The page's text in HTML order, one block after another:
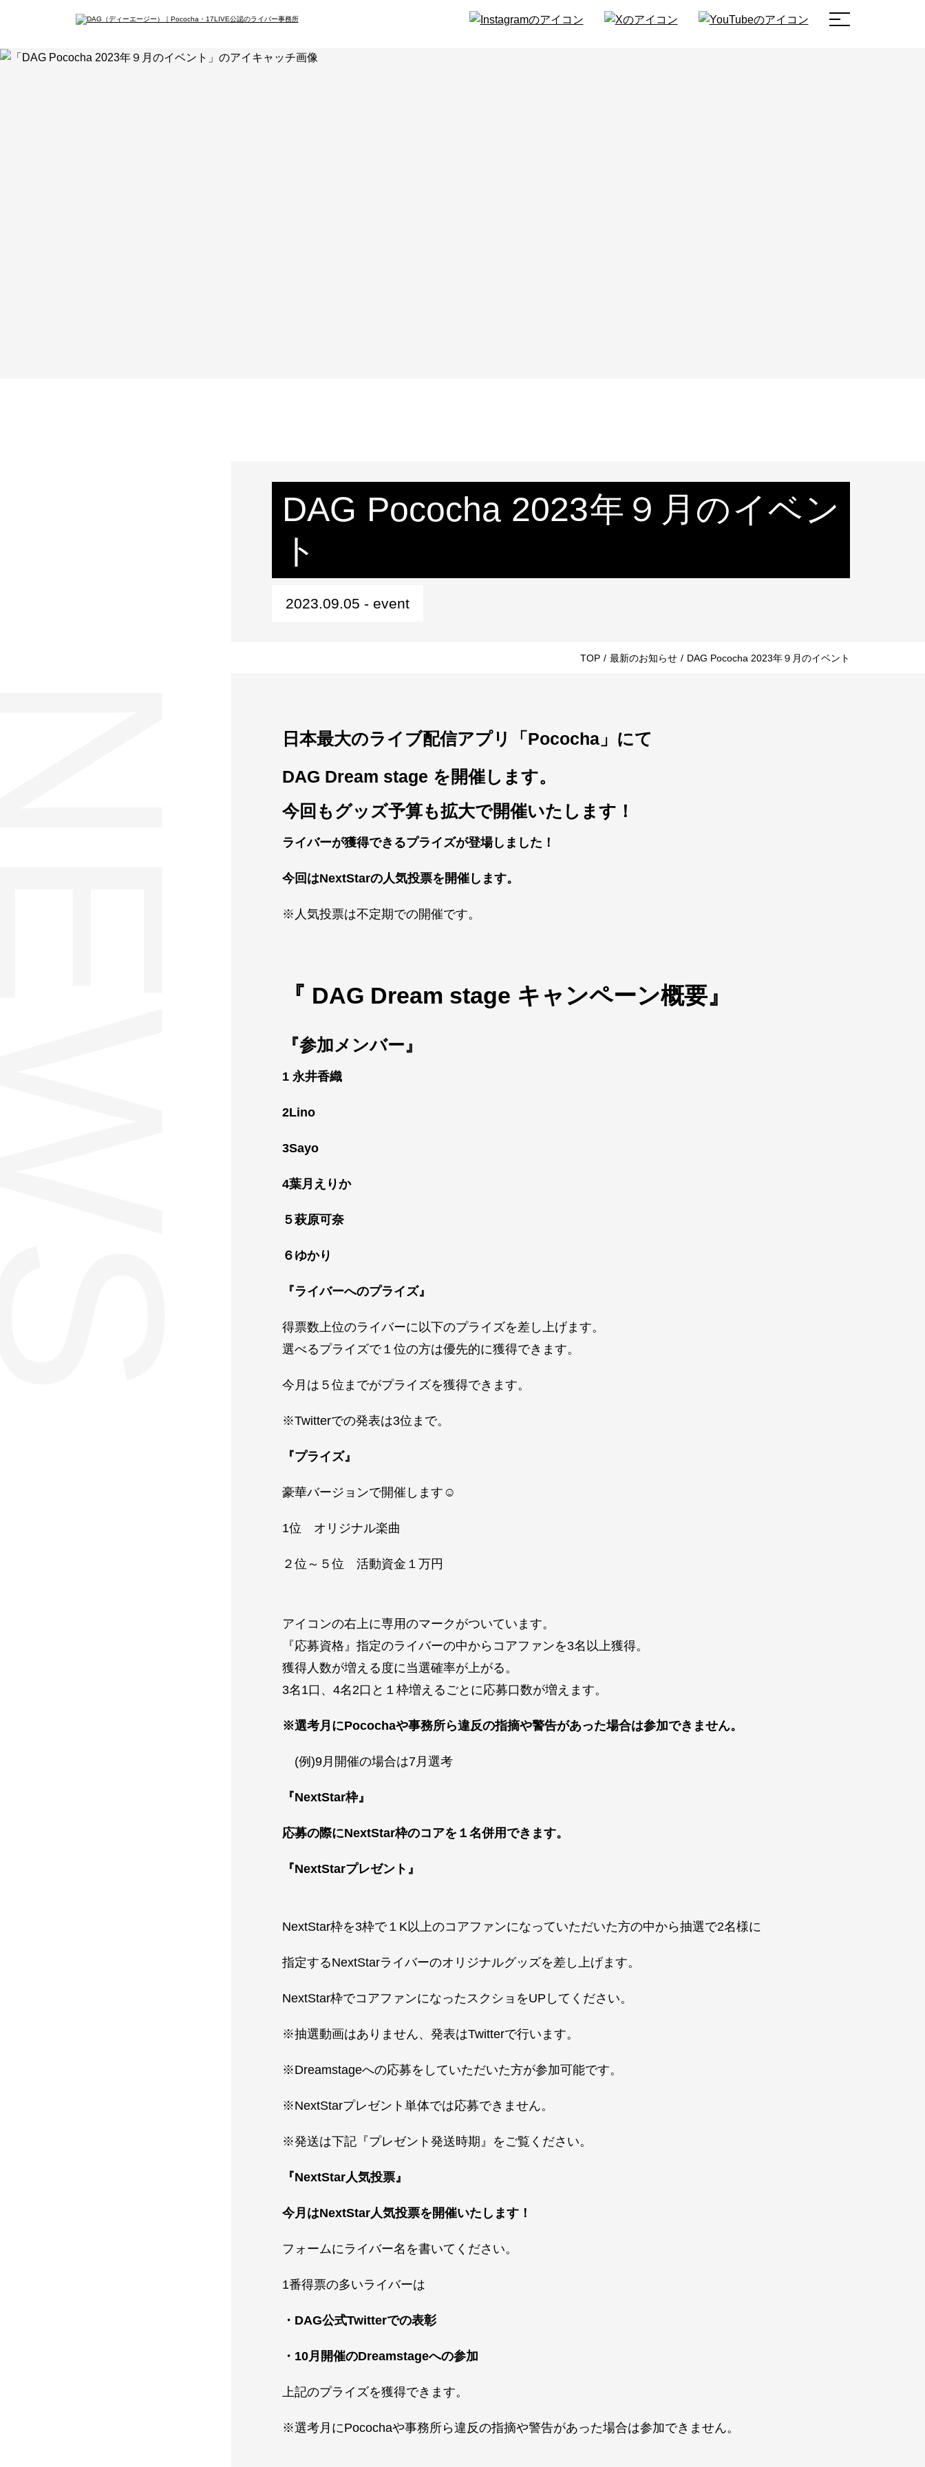
会社概要
メディア
DAG Pococha 2023年９月のイベン
ト
2023.09.05 - event
TOP / 最新のお知らせ / DAG Pococha 2023年９月のイベント
日本最大のライブ配信アプリ「Pococha」にて
DAG Dream stage を開催します。
今回もグッズ予算も拡大で開催いたします！
ライバーが獲得できるプライズが登場しました！
今回はNextStarの人気投票を開催します。
※人気投票は不定期での開催です。
『 DAG Dream stage キャンペーン概要』
『参加メンバー』
1 永井香織
2Lino
3Sayo
4葉月えりか
５萩原可奈
６ゆかり
『ライバーへのプライズ』
得票数上位のライバーに以下のプライズを差し上げます。
選べるプライズで１位の方は優先的に獲得できます。
今月は５位までがプライズを獲得できます。
※Twitterでの発表は3位まで。
『プライズ』
豪華バージョンで開催します☺
1位 オリジナル楽曲
２位～５位 活動資金１万円
アイコンの右上に専用のマークがついています。
『応募資格』指定のライバーの中からコアファンを3名以上獲得。
獲得人数が増える度に当選確率が上がる。
3名1口、4名2口と１枠増えるごとに応募口数が増えます。
※選考月にPocochaや事務所ら違反の指摘や警告があった場合は参加できません。
(例)9月開催の場合は7月選考
『NextStar枠』
応募の際にNextStar枠のコアを１名併用できます。
『NextStarプレゼント』
NextStar枠を3枠で１K以上のコアファンになっていただいた方の中から抽選で2名様に
指定するNextStarライバーのオリジナルグッズを差し上げます。
NextStar枠でコアファンになったスクショをUPしてください。
※抽選動画はありません、発表はTwitterで行います。
※Dreamstageへの応募をしていただいた方が参加可能です。
※NextStarプレゼント単体では応募できません。
※発送は下記『プレゼント発送時期』をご覧ください。
『NextStar人気投票』
今月はNextStar人気投票を開催いたします！
フォームにライバー名を書いてください。
1番得票の多いライバーは
・DAG公式Twitterでの表彰
・10月開催のDreamstageへの参加
上記のプライズを獲得できます。
※選考月にPocochaや事務所ら違反の指摘や警告があった場合は参加できません。